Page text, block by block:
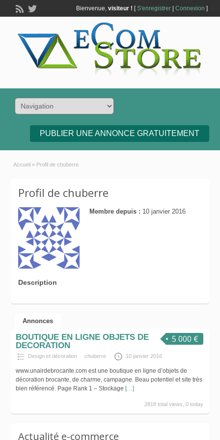
Bienvenue, visiteur ! [S'enregistrer| Connexion ]
PUBLIER UNE ANNONCE GRATUITEMENT
Accueil » Profil de chuberre
Profil de chuberre
Membre depuis : 10 janvier 2016
Description
Annonces
5 000 €
BOUTIQUE EN LIGNE OBJETS DE
DECORATION
Design et décoration chuberre 10 janvier 2016
www.unairdebrocante.com est une boutique en ligne d’objets de
décoration brocante, de charme, campagne. Beau potentiel et site très
bien référencé. Page Rank 1 – Stockage […]
2818 total views, 0 today
Actualité e-commerce